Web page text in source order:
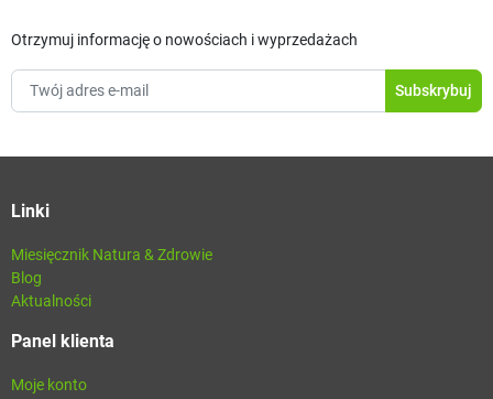
Otrzymuj informację o nowościach i wyprzedażach
Linki
Miesięcznik Natura & Zdrowie
Blog
Aktualności
Panel klienta
Moje konto